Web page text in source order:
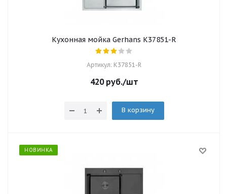
Кухонная мойка Gerhans K37851-R
Артикул: K37851-R
420руб./шт
В корзину
НОВИНКА